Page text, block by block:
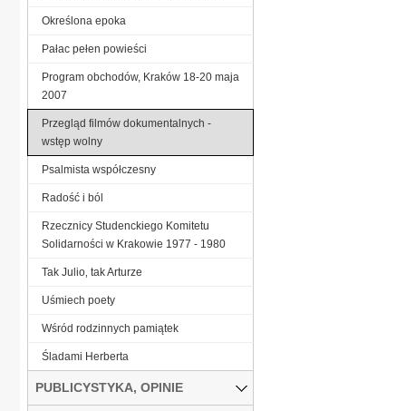
Określona epoka
Pałac pełen powieści
Program obchodów, Kraków 18-20 maja
2007
Przegląd filmów dokumentalnych -
wstęp wolny
Psalmista współczesny
Radość i ból
Rzecznicy Studenckiego Komitetu
Solidarności w Krakowie 1977 - 1980
Tak Julio‚ tak Arturze
Uśmiech poety
Wśród rodzinnych pamiątek
Śladami Herberta
PUBLICYSTYKA, OPINIE